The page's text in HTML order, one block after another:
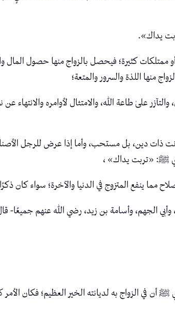
يداك».
أو ممتلكات كثيرة؛ فيحصل بالزواج منها حصول
منها اللذة والسرور والمتعة؛
علىٰ طاعة الله، والامتثال لأوامره والانتهاء عن
كانت ذات دين، بل مستحب، وأما إذا عرض للرجل
ﷺ: «تربت يداك» ،
مما ينفع المتزوج في الدنيا والآخرة؛ سواء كان ذكرًا
الجهم، وأسامة بن زيد، رضي الله عنهم جميعًا-
أن في الزواج به لديانته الخير العظيم؛ فكان الأمر